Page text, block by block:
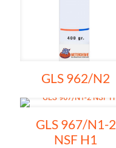
GLS 962/N2
GLS 967/N1-2
NSF H1